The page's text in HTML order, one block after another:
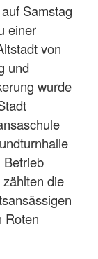
Samstag
einer
von
und
wurde
Betrieb
die
Roten